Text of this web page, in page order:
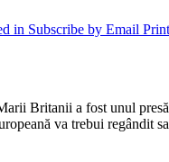
in Subscribe by Email
Britanii a fost unul
va trebui regândit